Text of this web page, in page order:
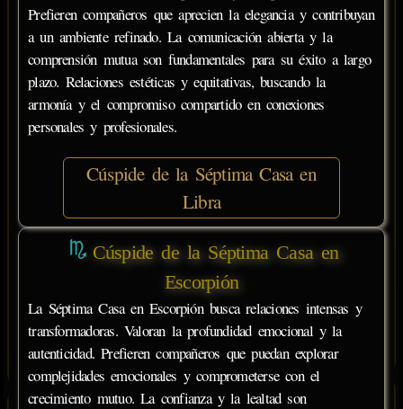
Prefieren compañeros que aprecien la elegancia y contribuyan
a un ambiente refinado. La comunicación abierta y la
comprensión mutua son fundamentales para su éxito a largo
plazo. Relaciones estéticas y equitativas, buscando la
armonía y el compromiso compartido en conexiones
personales y profesionales.
Cúspide de la Séptima Casa en
Libra
Cúspide de la Séptima Casa en
Escorpión
La Séptima Casa en Escorpión busca relaciones intensas y
transformadoras. Valoran la profundidad emocional y la
autenticidad. Prefieren compañeros que puedan explorar
complejidades emocionales y comprometerse con el
crecimiento mutuo. La confianza y la lealtad son